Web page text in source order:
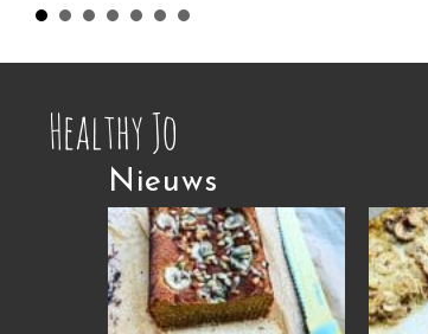
Nieuws